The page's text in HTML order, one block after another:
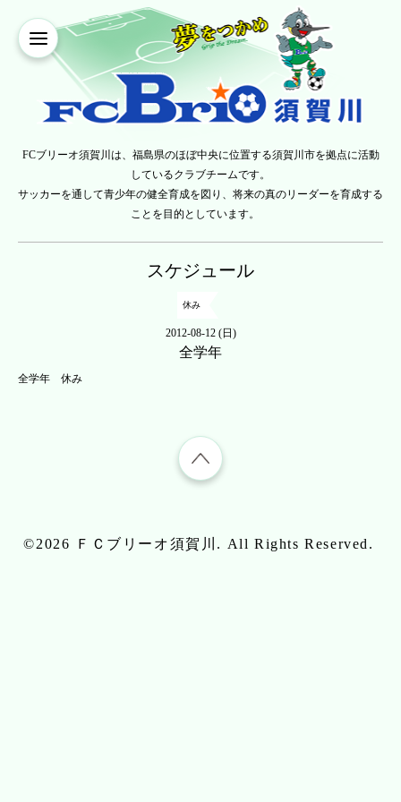
FCブリーオ須賀川は、福島県のほぼ中央に位置する須賀川市を拠点に活動
しているクラブチームです。
サッカーを通して青少年の健全育成を図り、将来の真のリーダーを育成する
ことを目的としています。
スケジュール
休み
2012-08-12 (日)
全学年
全学年 休み
©2026 ＦＣブリーオ須賀川 . All Rights Reserved.